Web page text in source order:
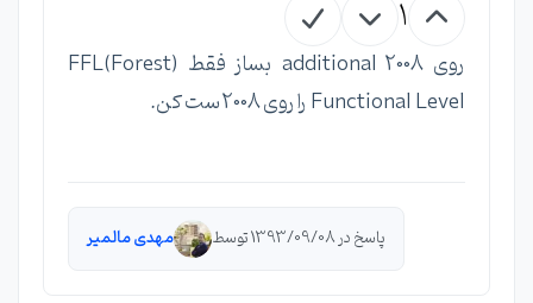
1
روی 2008 additional بساز فقط (FFL(Forest
Functional Level را روی 2008 ست کن.
پاسخ در 1393/09/08 توسط مهدی مالمیر